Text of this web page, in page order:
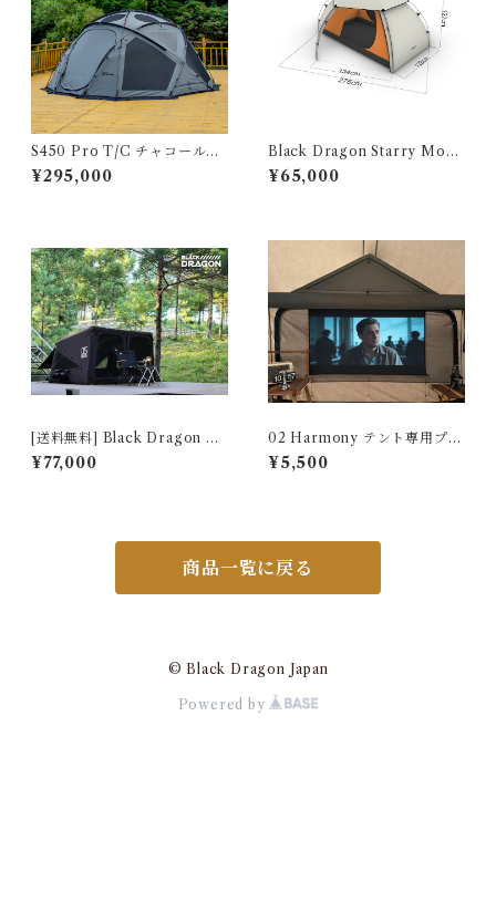
S450 Pro T/C チャコール｜
Charcoal [YUNAN pole] 全
周ファスナー Fully Enclosed
¥295,000
Black Dragon Starry Moon
星月
¥65,000
[送料無料] Black Dragon 05
H-Suite 軽居
¥77,000
02 Harmony テント専用プロ
ジェクタースクリーン Projec
tion Screen for 02 Harmon
¥5,500
商品一覧に戻る
© Black Dragon Japan
Powered by